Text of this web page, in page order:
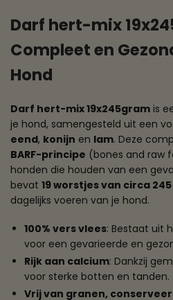
Darf hert-mix
Compleet en
Hond
Darf hert-mix 19x245gram is
je hond, samengesteld uit een
eend, konijn en lam. Deze
BARF-principe (bones and raw
honden die houden van een
bevat 19 worstjes van circa
dagelijks voeren van je hond.
100% vers vlees: Bestaat uit
voor een gevarieerde en
Rijk aan calcium: Dankzij
voor sterke botten en tanden.
Vrij van granen,